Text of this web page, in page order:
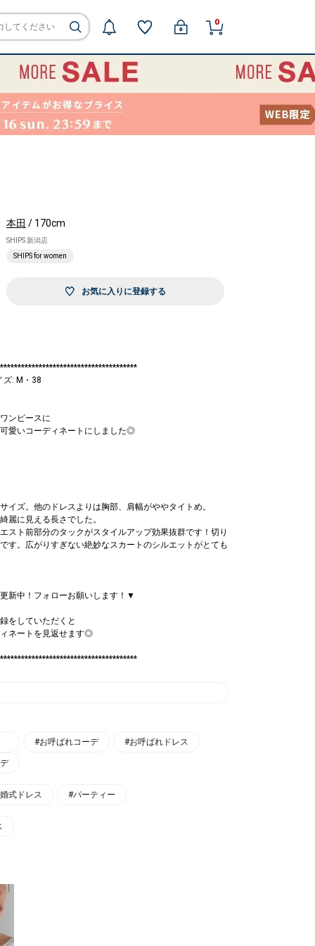
0
本田 / 170cm
SHIPS 新潟店
SHIPS for women
お気に入りに登録する
ズ: M・38
ンピースに
愛いコーディネートにしました◎
イズ。他のドレスよりは胸部、肩幅がややタイトめ。
麗に見える長さでした。
スト前部分のタックがスタイルアップ効果抜群です！切り
す。広がりすぎない絶妙なスカートのシルエットがとても
新中！フォローお願いします！▼
をしていただくと
ネートを見返せます◎
#お呼ばれコーデ #お呼ばれドレス
式ドレス #パーティー